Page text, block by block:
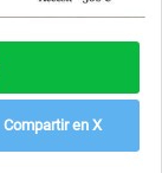
Compartir en X